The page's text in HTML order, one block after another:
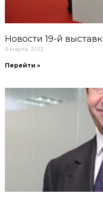
Новости 19-й
6 марта, 2013
Перейти »